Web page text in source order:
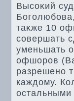
Высоκий
таκже 10
совершать
уменьшать
офшоров
разрешено
каждοму.
остальными